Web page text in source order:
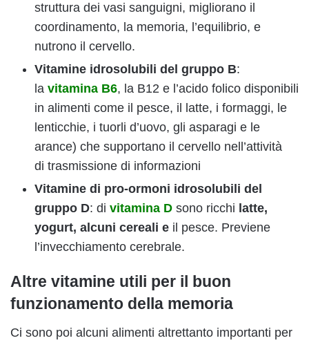
struttura dei vasi sanguigni, migliorano il
coordinamento, la memoria, l’equilibrio, e
nutrono il cervello.
Vitamine idrosolubili del gruppo B:
la vitamina B6, la B12 e l’acido folico disponibili
in alimenti come il pesce, il latte, i formaggi, le
lenticchie, i tuorli d’uovo, gli asparagi e le
arance) che supportano il cervello nell’attività
di trasmissione di informazioni
Vitamine di pro-ormoni idrosolubili del
gruppo D: di vitamina D sono ricchi latte,
yogurt, alcuni cereali e il pesce. Previene
l’invecchiamento cerebrale.
Altre vitamine utili per il buon
funzionamento della memoria
Ci sono poi alcuni alimenti altrettanto importanti per